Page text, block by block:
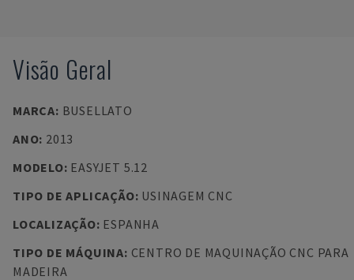
Visão Geral
MARCA: BUSELLATO
ANO: 2013
MODELO: EASYJET 5.12
TIPO DE APLICAÇÃO: USINAGEM CNC
LOCALIZAÇÃO: ESPANHA
TIPO DE MÁQUINA: CENTRO DE MAQUINAÇÃO CNC PARA
MADEIRA